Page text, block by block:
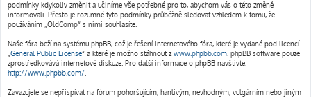
podmínky kdykoliv změnit a učiníme vše potřebné pro to, abychom vás o této změně
informovali. Přesto je rozumné tyto podmínky průběžně sledovat vzhledem k tomu, že
používáním „OldComp“ s nimi souhlasíte.
Naše fóra beží na systému phpBB, což je řešení internetového fóra, které je vydané pod licencí
„General Public License“ a které je možno stáhnout z www.phpbb.com . phpBB software pouze
zprostředkovává internetové diskuze. Pro další informace o phpBB navštivte:
http://www.phpbb.com/
Zavazujete se nepřispívat na fórum pohoršujícím, hanlivým, nevhodným, vulgárním nebo jiným